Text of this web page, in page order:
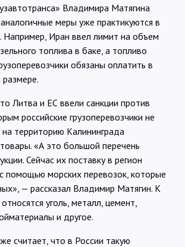
Владимира Матягина
меры уже практикуются в
Например, Иран ввел лимит на объем
топлива в баке, а топливо
обязаны оплатить в
Литва и ЕС ввели санкции против
российские грузоперевозчики не
на территорию Калининграда
«А это большой перечень
Сейчас их поставку в регион
помощью морских перевозок, которые
— рассказал Владимир Матягин. К
уголь, металл, цемент,
и другое.
считает, что в России такую